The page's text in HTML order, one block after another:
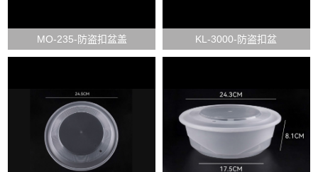
MO-235-防盗扣盆盖 KL-3000-防盗扣盆